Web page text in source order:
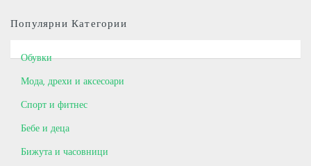
Популярни Категории
Обувки
Мода, дрехи и аксесоари
Спорт и фитнес
Бебе и деца
Бижута и часовници